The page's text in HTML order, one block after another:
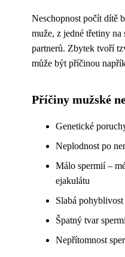
Neschopnost počít dítě
muže, z jedné třetiny
partnerů. Zbytek tvoří
může být příčinou
Příčiny mužské
Genetické
Neplodnost po
Málo spermií –
ejakulátu
Slabá
Špatný tvar
Nepřítomnost